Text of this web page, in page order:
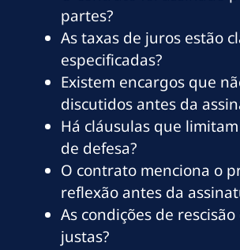
partes?
As taxas de juros estão
especificadas?
Existem encargos que
discutidos antes da
Há cláusulas que
de defesa?
O contrato menciona o
reflexão antes da
As condições de
justas?